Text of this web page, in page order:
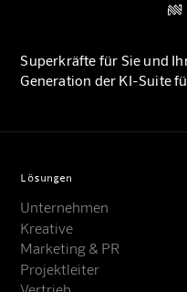
Superkräfte für Sie und
Generation der KI-Suite
Lösungen
Unternehmen
Kreative
Marketing & PR
Projektleiter